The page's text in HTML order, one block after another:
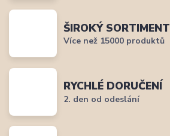
ŠIROKÝ SORTIMENT
Více než 15000 produktů
RYCHLÉ DORUČENÍ
2. den od odeslání